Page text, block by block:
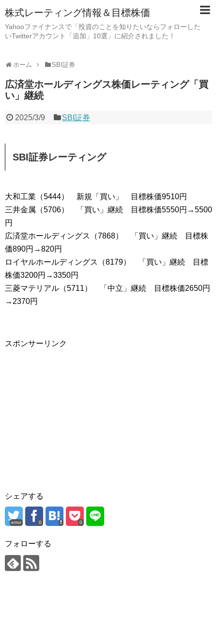
株式レーティング情報＆目標株価
Yahooファイナンスで「投資のことを知りたいならフォローした
いTwitterアカウント「追加」10選」に紹介されました！
ホーム SBI証券
広済堂ホールディングス株価レーティング「買
い」継続
2025/3/9 SBI証券
SBI証券レーティング
大和工業（5444） 新規「買い」 目標株価9510円
三井金属（5706） 「買い」継続 目標株価5550円→5500
円
広済堂ホールディングス（7868） 「買い」継続 目標株
価890円→820円
ロイヤルホールディングス（8179） 「買い」継続 目標
株価3200円→3350円
三菱マテリアル（5711） 「中立」継続 目標株価2650円
→2370円
スポンサーリンク
シェアする
error 0 0
フォローする